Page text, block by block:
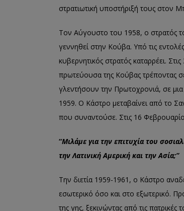
στρατιωτική υποστήριξή τους στον
Τον Αύγουστο του 1958, ο στρατός
γεννηθεί στην Κούβα. Υπό τις
κυβερνητικός στρατός καταρρέει.
πρωτεύουσα της Κούβας τρέποντας
γλεντήσουν την Πρωτοχρονιά, σε
1959. Ο Κάστρο μεταβαίνει από το
που συναντούσε. Στις 16
“Μιλάμε για την επιτυχία του
την Λατινική Αμερική και την Ασία;”
Την διετία 1959-1961, ο Κάστρο
εσωτερικό όσο και στο εξωτερικό.
της γης, ξεκινώντας από τις